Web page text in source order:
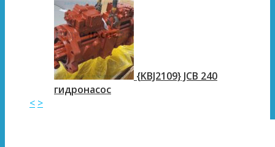
{KBJ2109} JCB 240
гидронасос
< >